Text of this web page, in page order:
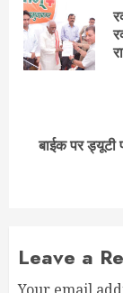
Next
बाईक पर ड्यूटी
Leave a